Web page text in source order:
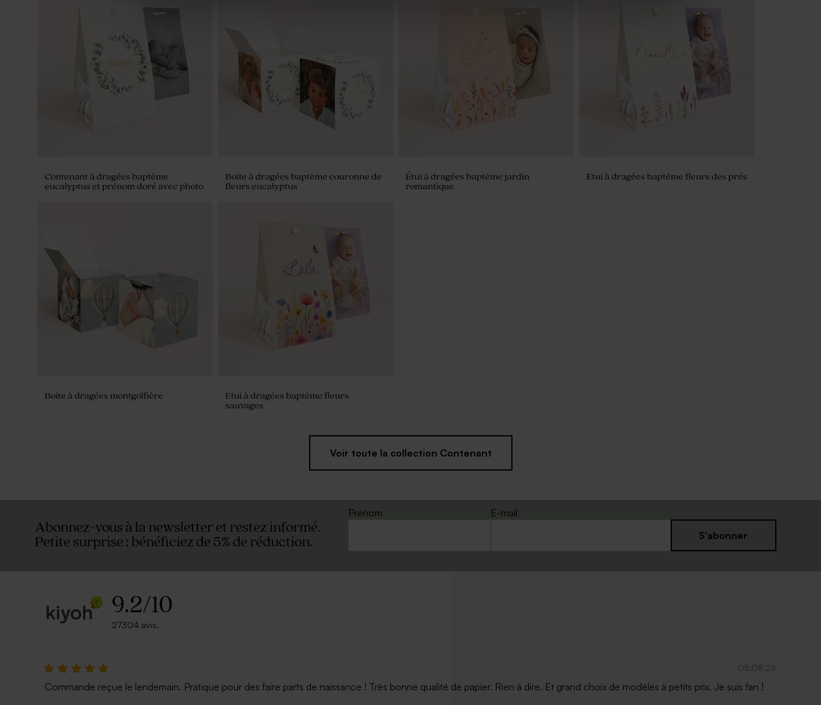
Savon artisanal baptême senteur
Dragées baptême amande – blanches
Tube à bulles baptême vert eucalyptus
Boîte DIY cadeaux invités naissance
vert
Moulin à vent baptême vert et son
Contenant à dragées baptême
eucalyptus et prénom doré avec photo
Boîte à dragées baptême couronne de
fleurs eucalyptus
Étui à dragées baptême jardin
romantique
Etui à dragées baptême fleurs des prés
Boite à dragées montgolfière
Etui à dragées baptême fleurs
sauvages
Voir toute la collection Contenant
Abonnez-vous à la newsletter et restez informé.
Petite surprise : bénéficiez de 5% de réduction.
Prénom
E-mail
S'abonner
9.2/10
27304 avis.
05.08.26
Commande reçue le lendemain. Pratique pour des faire parts de naissance ! Très bonne qualité de papier. Rien à dire. Et grand choix de modèles à petits prix. Je suis fan !